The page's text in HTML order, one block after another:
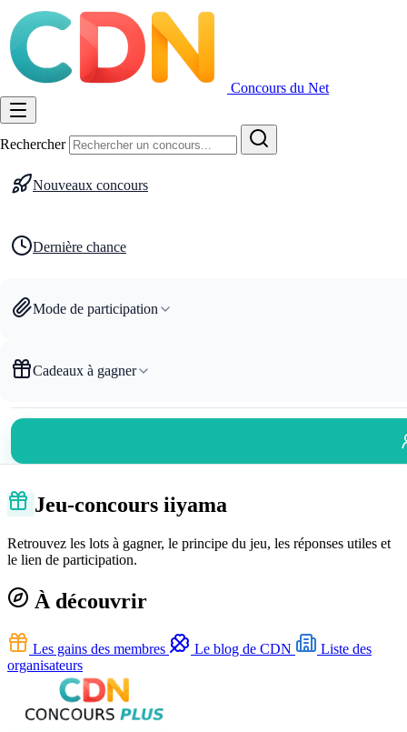
Concours du Net
Rechercher
Nouveaux concours
Dernière chance
Mode de participation
Cadeaux à gagner
Jeu-concours iiyama
Retrouvez les lots à gagner, le principe du jeu, les réponses utiles et
le lien de participation.
À découvrir
Les gains des membres Le blog de CDN
Liste des
organisateurs